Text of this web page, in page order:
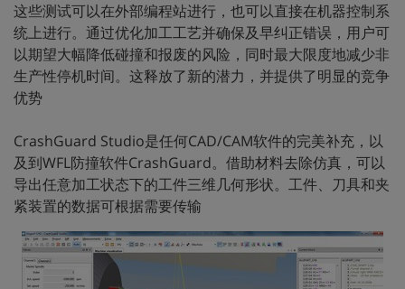
这些测试可以在外部编程站进行，也可以直接在机器控制系
统上进行。通过优化加工工艺并确保及早纠正错误，用户可
以期望大幅降低碰撞和报废的风险，同时最大限度地减少非
生产性停机时间。这释放了新的潜力，并提供了明显的竞争
优势
CrashGuard Studio是任何CAD/CAM软件的完美补充，以
及到WFL防撞软件CrashGuard。借助材料去除仿真，可以
导出任意加工状态下的工件三维几何形状。工件、刀具和夹
紧装置的数据可根据需要传输